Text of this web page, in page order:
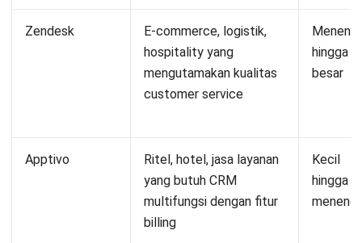
Zendesk
E-commerce, logistik,
hospitality yang
mengutamakan kualitas
customer service
hingga
besar
Apptivo
Ritel, hotel, jasa layanan
yang butuh CRM
multifungsi dengan fitur
billing
Kecil
hingga